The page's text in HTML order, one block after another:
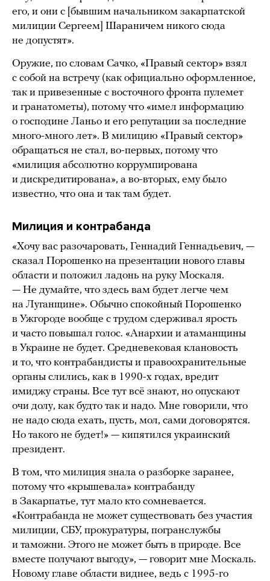
его, и они с [бывшим начальником закарпатской
милиции Сергеем] Шараничем никого сюда
не допустят».
Оружие, по словам Сачко, «Правый сектор» взял
с собой на встречу (как официально оформленное,
так и привезенные с восточного фронта пулемет
и гранатометы), потому что «имел информацию
о господине Ланьо и его репутации за последние
много-много лет». В милицию «Правый сектор»
обращаться не стал, во-первых, потому что
«милиция абсолютно коррумпирована
и дискредитирована», а во-вторых, ему было
известно, что она и так там будет.
Милиция и контрабанда
«Хочу вас разочаровать, Геннадий Геннадьевич, —
сказал Порошенко на презентации нового главы
области и положил ладонь на руку Москаля.
— Не думайте, что здесь вам будет легче чем
на Луганщине». Обычно спокойный Порошенко
в Ужгороде вообще с трудом сдерживал ярость
и часто повышал голос. «Анархии и атаманщины
в Украине не будет. Средневековая клановость
и то, что контрабандисты и правоохранительные
органы слились, как в 1990-х годах, вредит
имиджу страны. Все тут всё знают, но опускают
очи долу, как будто так и надо. Мне говорили, что
не надо сюда ехать, пусть, мол, сами договорятся.
Но такого не будет!» — кипятился украинский
президент.
В том, что милиция знала о разборке заранее,
потому что «крышевала» контрабанду
в Закарпатье, тут мало кто сомневается.
«Контрабанда не может существовать без участия
милиции, СБУ, прокуратуры, погранслужбы
и таможни. Этого не может быть в природе. Все
вместе получают выгоду», — говорит мне Москаль.
Новому главе области виднее, ведь с 1995-го